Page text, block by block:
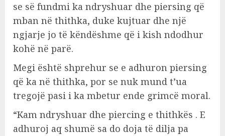
se së fundmi ka ndryshuar dhe piersing që
mban në thithka, duke kujtuar dhe një
ngjarje jo të këndëshme që i kish ndodhur
kohë në parë.
Megi është shprehur se e adhuron piersing
që ka në thithka, por se nuk mund t’ua
tregojë pasi i ka mbetur ende grimcë moral.
“Kam ndryshuar dhe piercing e thithkës . E
adhuroj aq shumë sa do doja të dilja pa